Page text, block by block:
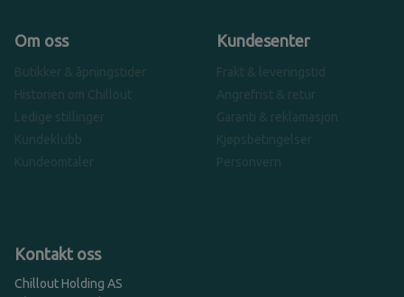
Om oss
Butikker & åpningstider
Historien om Chillout
Ledige stillinger
Kundeklubb
Kundeomtaler
Kundesenter
Frakt & leveringstid
Angrefrist & retur
Garanti & reklamasjon
Kjøpsbetingelser
Personvern
Kontakt oss
Chillout Holding AS